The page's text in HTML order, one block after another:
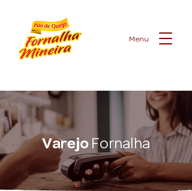
Menu
Varejo Fornalha